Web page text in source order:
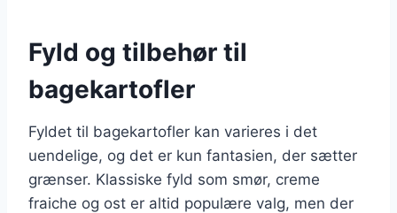
Fyld og tilbehør til
bagekartofler
Fyldet til bagekartofler kan varieres i det
uendelige, og det er kun fantasien, der sætter
grænser. Klassiske fyld som smør, creme
fraiche og ost er altid populære valg, men der